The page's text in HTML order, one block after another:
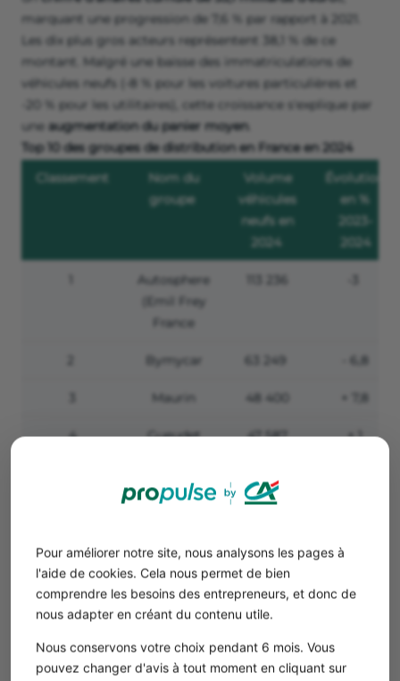
Pour améliorer notre site, nous analysons les pages à
l'aide de cookies. Cela nous permet de bien
comprendre les besoins des entrepreneurs, et donc de
nous adapter en créant du contenu utile.
Nous conservons votre choix pendant 6 mois. Vous
pouvez changer d'avis à tout moment en cliquant sur
marquant une progression de 7,6 % par rapport à 2021.
Les dix plus gros acteurs représentent 38,1 % de ce
montant. Malgré une baisse des immatriculations de
véhicules neufs (-8 % pour les voitures particulières et
-20 % pour les utilitaires), cette croissance s'explique par
une augmentation du panier moyen.
Top 10 des groupes de distribution en France en 2024
Classement
Nom du
groupe
Volume
véhicules
neufs en
2024
Évolution
en %
2023-
2024
Autosphere
(Emil Frey
France
113 236
Bymycar 63 249 - 6,8
Maurin 48 400 + 7,8
4 Gueudet 47 587 + 1
36 862
7 Car Lovers 33 500
Car Avenue +13,8
9 Bernard 32 600